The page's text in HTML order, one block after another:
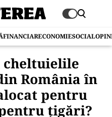
FINANCIARECONOMIESOCIAL
România în
pentru
țigări?